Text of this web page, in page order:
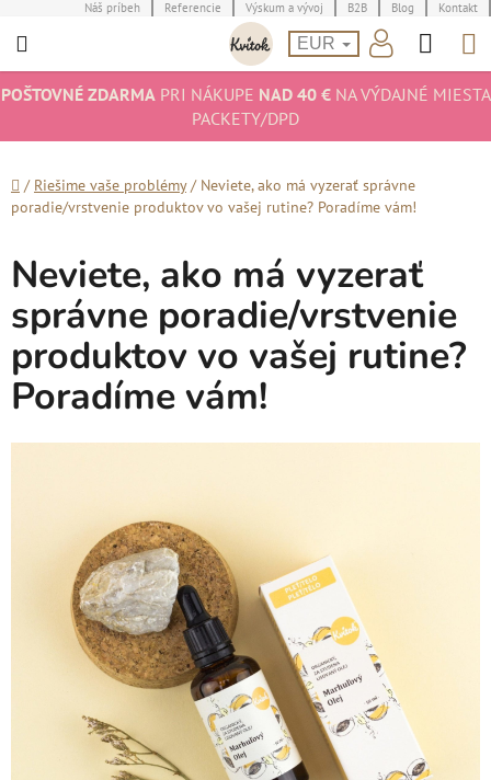
na
Náš príbeh Referencie Výskum a vývoj B2B Blog Kontakt
EUR
POŠTOVNÉ ZDARMAPRI NÁKUPE NAD 40 €NA VÝDAJNÉ MIESTA
PACKETY/DPD
Domov
/ Riešime vaše problémy / Neviete, ako má vyzerať správne
poradie/vrstvenie produktov vo vašej rutine? Poradíme vám!
Neviete, ako má vyzerať
správne poradie/vrstvenie
produktov vo vašej rutine?
Poradíme vám!